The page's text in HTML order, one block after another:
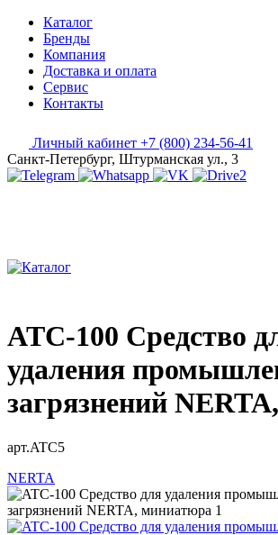
Каталог
Бренды
Компания
Доставка и оплата
Сервис
Контакты
Личный кабинет +7 (800) 234-56-41
Санкт-Петербург, Штурманская ул., 3
ATC-100 Средство
удаления
загрязнений
арт.ATC5
NERTA